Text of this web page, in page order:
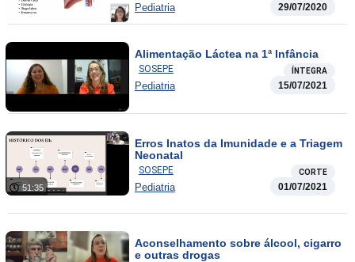
Pediatria 29/07/2020
Alimentação Láctea na 1ª Infância
SOSEPE ÍNTEGRA
Pediatria 15/07/2021
51:35
Erros Inatos da Imunidade e a Triagem
Neonatal
SOSEPE CORTE
Pediatria 01/07/2021
Aconselhamento sobre álcool, cigarro
e outras drogas